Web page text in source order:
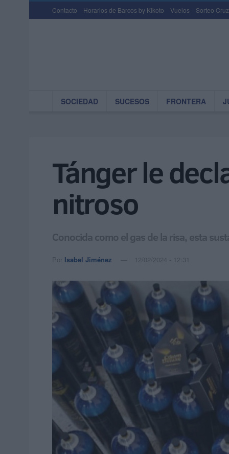
Contacto Horarios de Barcos by Kikoto Vuelos Sorteo
SOCIEDAD SUCESOS FRONTERA
Tánger le
nitroso
Conocida como el gas de la risa, esta
Por Isabel Jiménez 12/02/2024 - 12:31